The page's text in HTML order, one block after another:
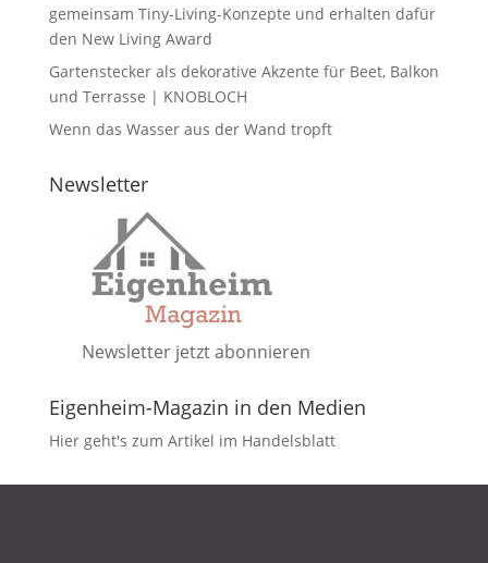
gemeinsam Tiny-Living-Konzepte und erhalten dafür
den New Living Award
Gartenstecker als dekorative Akzente für Beet, Balkon
und Terrasse | KNOBLOCH
Wenn das Wasser aus der Wand tropft
Newsletter
Newsletter jetzt abonnieren
Eigenheim-Magazin in den Medien
Hier geht's zum Artikel im Handelsblatt
DATENSCHUTZ